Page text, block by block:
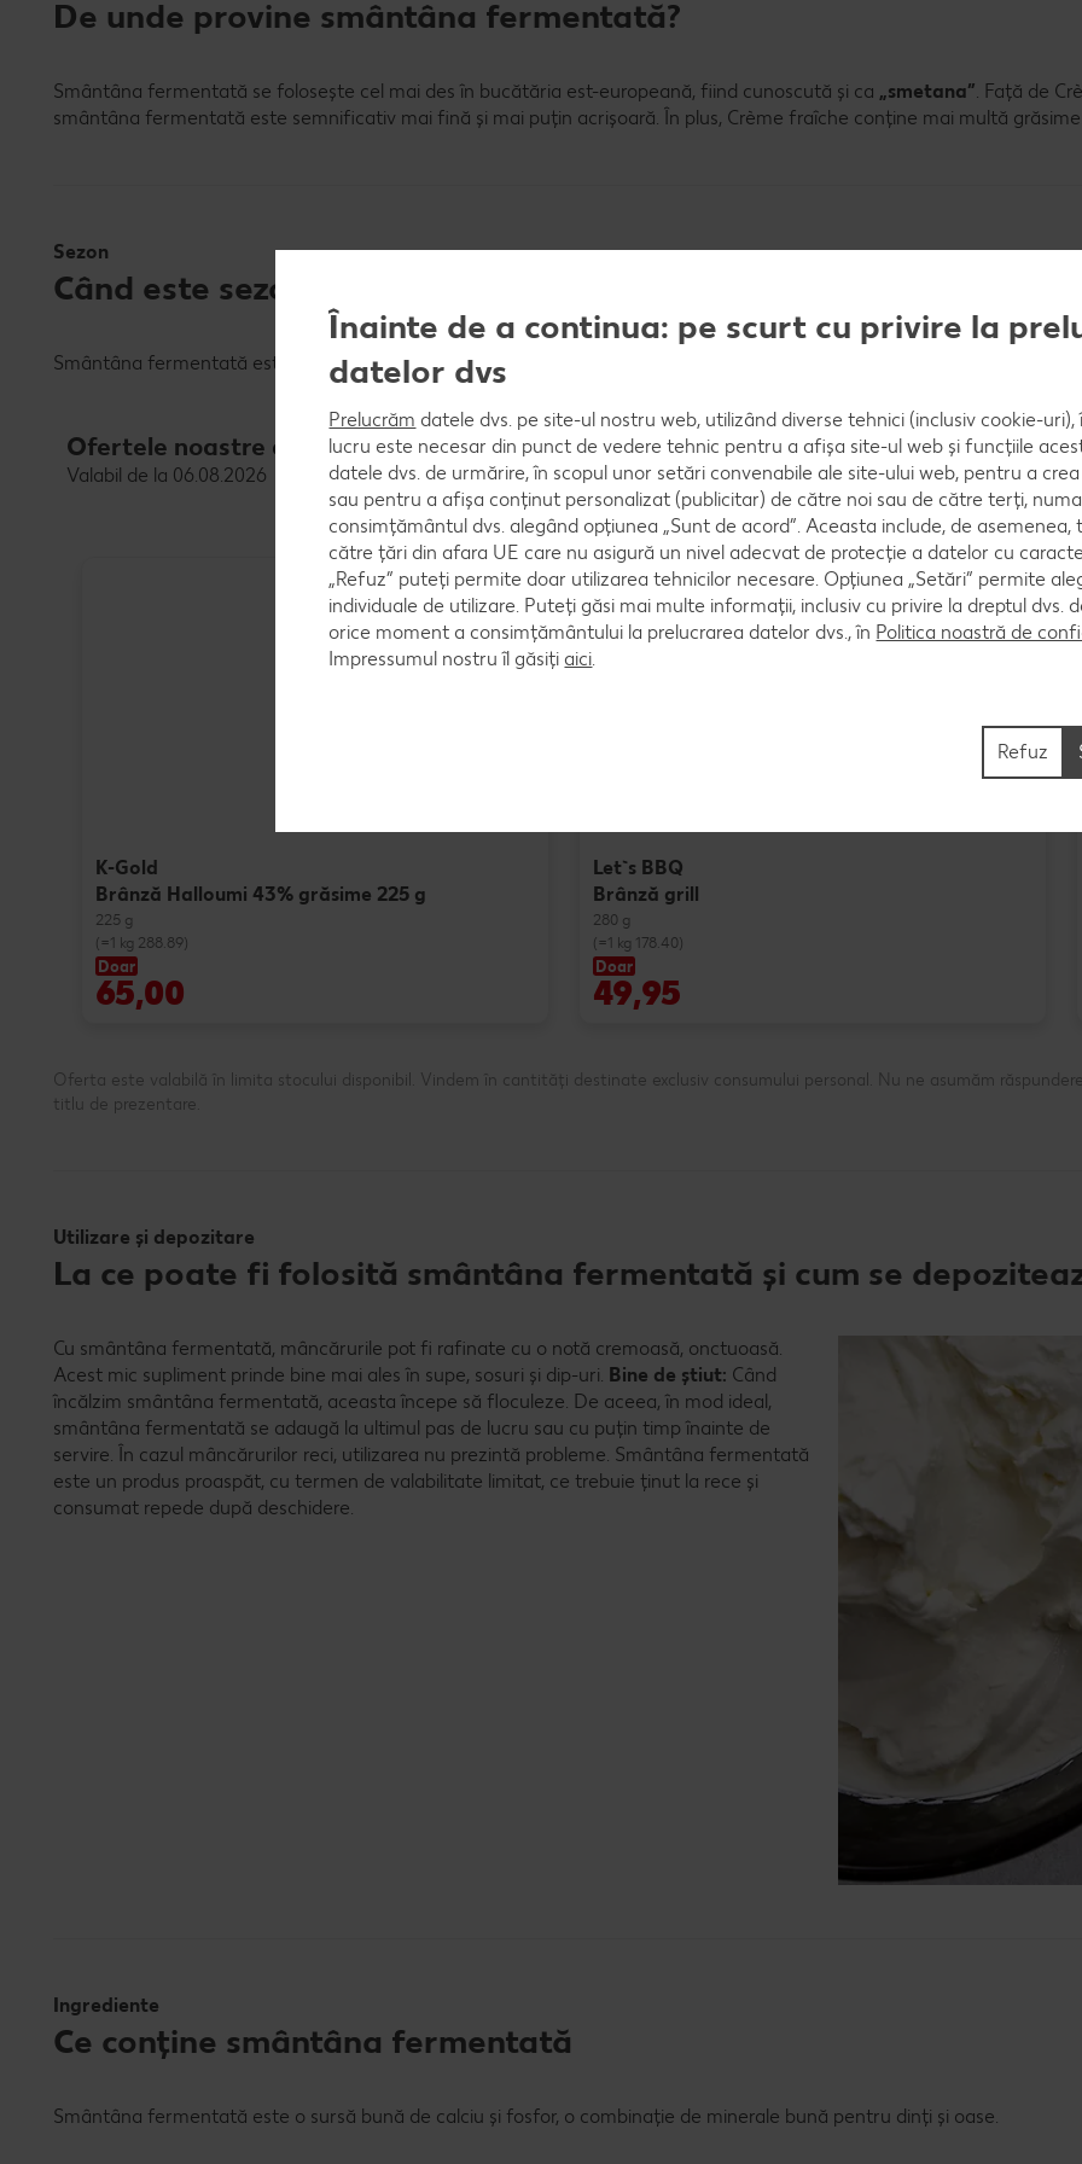
De unde provine smântâna fermentată?
Smântâna fermentată se folosește cel mai des în bucătăria est-europeană, fiind cunoscută și ca „smetana”. Față de
smântâna fermentată este semnificativ mai fină și mai puțin acrișoară. În plus, Crème fraîche conține mai multă
Sezon
Când este sezonul smântânii fermentate?
Smântâna fermentată este un produs disponibil pe tot parcursul anului.
Ofertele noastre de produse lactate
Valabil de la 06.08.2026
K-Gold
Brânză Halloumi 43% grăsime 225 g
225 g
(=1 kg 288.89)
Doar
65,00
Produse speciale
Let`s BBQ
Brânză grill
280 g
(=1 kg 178.40)
Doar
49,95
Oferta este valabilă în limita stocului disponibil. Vindem în cantități destinate exclusiv consumului personal. Nu ne asumăm
titlu de prezentare.
Utilizare și depozitare
La ce poate fi folosită smântâna fermentată și cum se
Cu smântâna fermentată, mâncărurile pot fi rafinate cu o notă cremoasă, onctuoasă.
Acest mic supliment prinde bine mai ales în supe, sosuri și dip-uri. Bine de știut: Când
încălzim smântâna fermentată, aceasta începe să floculeze. De aceea, în mod ideal,
smântâna fermentată se adaugă la ultimul pas de lucru sau cu puțin timp înainte de
servire. În cazul mâncărurilor reci, utilizarea nu prezintă probleme. Smântâna fermentată
este un produs proaspăt, cu termen de valabilitate limitat, ce trebuie ținut la rece și
consumat repede după deschidere.
Ingrediente
Ce conține smântâna fermentată
Smântâna fermentată este o sursă bună de calciu și fosfor, o combinație de minerale bună pentru dinți și oase.
Înainte de a continua: pe scurt cu privire la
datelor dvs
Prelucrăm datele dvs. pe site-ul nostru web, utilizând diverse tehnici (inclusiv cookie-
lucru este necesar din punct de vedere tehnic pentru a afișa site-ul web și funcțiile
datele dvs. de urmărire, în scopul unor setări convenabile ale site-ului web, pentru a
sau pentru a afișa conținut personalizat (publicitar) de către noi sau de către terți,
consimțământul dvs. alegând opțiunea „Sunt de acord”. Aceasta include, de
către țări din afara UE care nu asigură un nivel adecvat de protecție a datelor cu
„Refuz” puteți permite doar utilizarea tehnicilor necesare. Opțiunea „Setări” permite
individuale de utilizare. Puteți găsi mai multe informații, inclusiv cu privire la dreptul dvs.
orice moment a consimțământului la prelucrarea datelor dvs., în Politica noastră de
Impressumul nostru îl găsiți aici.
Refuz